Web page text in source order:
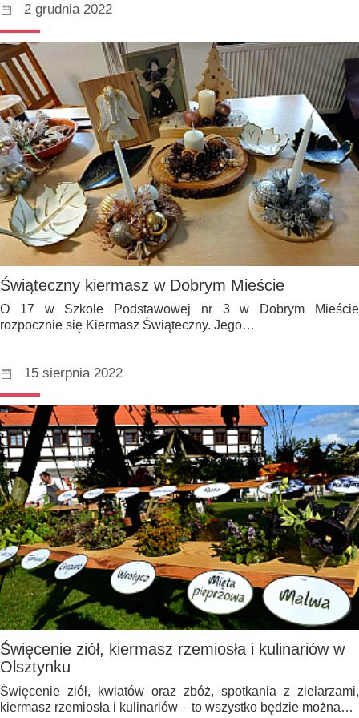
2 grudnia 2022
Świąteczny kiermasz w Dobrym Mieście
O 17 w Szkole Podstawowej nr 3 w Dobrym Mieście
rozpocznie się Kiermasz Świąteczny. Jego…
15 sierpnia 2022
Święcenie ziół, kiermasz rzemiosła i kulinariów w
Olsztynku
Święcenie ziół, kwiatów oraz zbóż, spotkania z zielarzami,
kiermasz rzemiosła i kulinariów – to wszystko będzie można…